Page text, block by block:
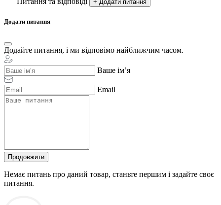
+ Додати питання
Додати питання
Додайте питання, і ми відповімо найближчим часом.
Ваше ім’я
Email
Продовжити
Немає питань про даний товар, станьте першим і задайте своє
питання.